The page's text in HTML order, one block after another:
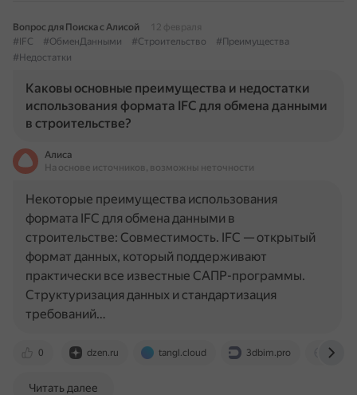
Вопрос для Поиска с Алисой
12 февраля
#IFC
#ОбменДанными #Строительство
#Преимущества
#Недостатки
Каковы основные преимущества и недостатки
использования формата IFC для обмена данными
в строительстве?
Алиса
На основе источников, возможны неточности
0 dzen.ru tangl.cloud 3dbim.pro
Некоторые преимущества использования
формата IFC для обмена данными в
строительстве: Совместимость. IFC — открытый
формат данных, который поддерживают
практически все известные САПР-программы.
Структуризация данных и стандартизация
требований…
Читать далее